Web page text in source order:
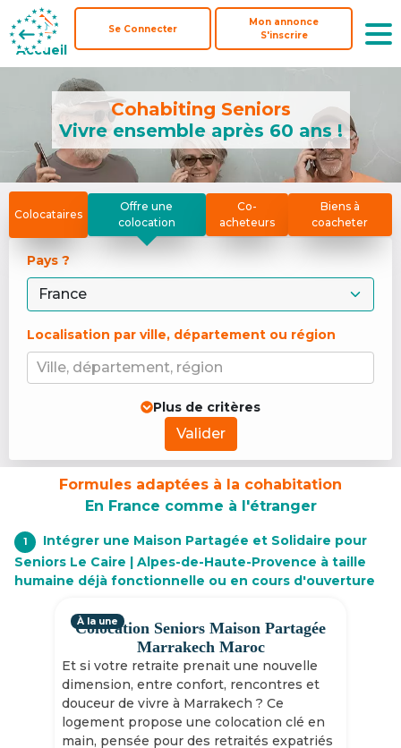
Accueil
Se Connecter
Mon annonce
S'inscrire
Accueil
Se Connecter
Mon annonce
S'inscrire
Cohabiting Seniors
Vivre ensemble après 60 ans !
Colocataires
Offre une
colocation
Co-
acheteurs
Biens à
coacheter
Pays ?
Localisation par ville, département ou région
Ville, département, région
Plus de critères
Valider
Formules adaptées à la cohabitation
En France comme à l'étranger
1
Intégrer une Maison Partagée et Solidaire pour
Seniors Le Caire | Alpes-de-Haute-Provence à taille
humaine déjà fonctionnelle ou en cours d'ouverture
Colocation Seniors Maison Partagée
Marrakech Maroc
Et si votre retraite prenait une nouvelle
dimension, entre confort, rencontres et
douceur de vivre à Marrakech ? Ce
logement propose une colocation clé en
main, pensée pour des retraités expatriés
À la une